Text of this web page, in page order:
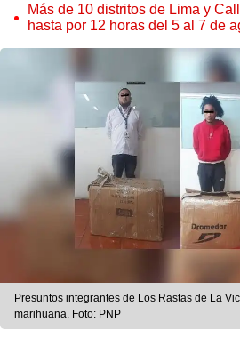
Más de 10 distritos de Lima y
hasta por 12 horas del 5 al 7 de
Presuntos integrantes de Los Rastas de La
marihuana. Foto: PNP